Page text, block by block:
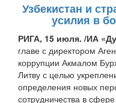
Узбекистан и
усилия в
РИГА, 15 июля. /ИА
главе с директором
коррупции Акмалом
Литву с целью
определения новых
сотрудничества в